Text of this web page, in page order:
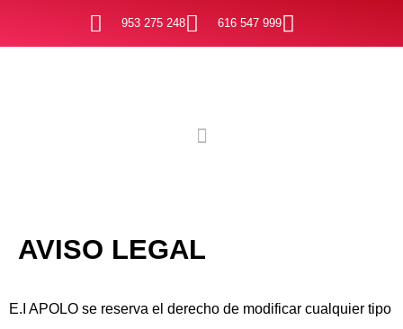
953 275 248 616 547 999
AVISO LEGAL
E.I APOLO se reserva el derecho de modificar cualquier tipo